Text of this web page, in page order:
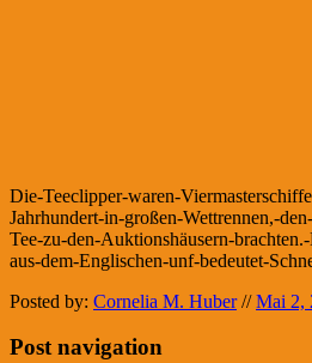
Die-Teeclipper-waren-
Jahrhundert-in-großen-Wettrennen,-
Tee-zu-den-Auktionshäusern-
aus-dem-Englischen-unf-bedeutet-
Posted by: Cornelia M. Huber //Mai 2,
Post navigation